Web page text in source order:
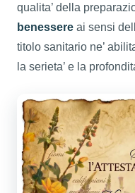
qualita’ della
benessere ai sensi
titolo sanitario ne’
la serieta’ e la